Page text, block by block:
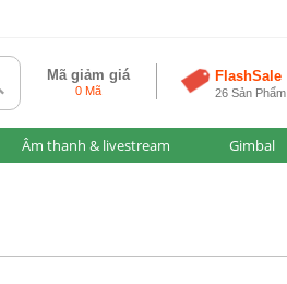
Mã giảm giá
0 Mã
FlashSale
26 Sản Phẩm
Âm thanh & livestream Gimbal